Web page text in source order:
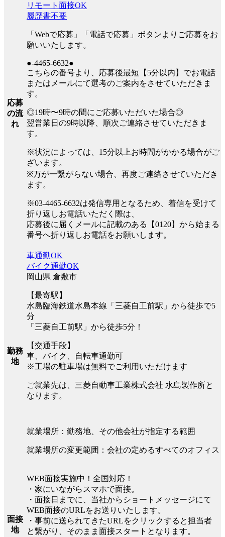
応募
の流
れ
リモート面接OK
履歴書不要
「Webで応募」「電話で応募」ボタンよりご応募をお
願いいたします。
●-4465-6632●
こちらの番号より、応募後最短【5分以内】でお電話
またはメールにて選考のご案内をさせていただきま
す。
◎19時〜9時の間にご応募いただいた場合◎
翌営業日の9時以降、順次ご連絡させていただきま
す。
※状況によっては、15分以上お時間がかかる場合がご
ざいます。
※万が一繋がらない場合、再度ご連絡させていただき
ます。
※03-4465-6632は発信専用となるため、着信を受けて
折り返しお電話いただく際は、
応募後に届くメールに記載のある【0120】から始まる
番号へ折り返しお電話をお願いします。
勤務
地
車通勤OK
バイク通勤OK
岡山県 倉敷市
【最寄駅】
水島臨海鉄道水島本線「三菱自工前駅」から徒歩で5
分
「三菱自工前駅」から徒歩5分！
【交通手段】
車、バイク、自転車通勤可
※工場の駐車場は無料でご利用いただけます
ご就業先は、三菱自動車工業株式会社 水島製作所と
なります。
就業場所：勤務地、その他会社が指定する範囲
就業場所の変更範囲：会社の定めるすべてのオフィス
面接
地
WEB面接実施中！全国対応！
・家にいながらスマホで面接。
・面接日までに、当社からショートメッセージにて
WEB面接のURLをお送りいたします。
・事前に送られてきたURLをクリックすると担当者
と繋がり、そのまま面接スタートとなります。